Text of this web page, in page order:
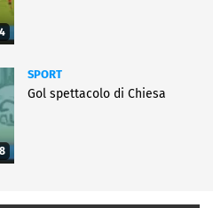
SPORT
Gol spettacolo di Chiesa